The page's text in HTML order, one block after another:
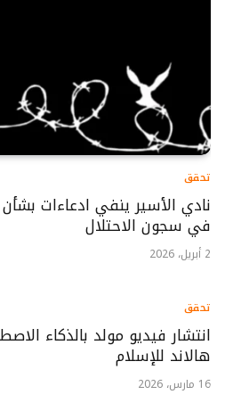
تحقق
في سجون الاحتلال
2 أبريل، 2026
تحقق
انتشار فيديو مولد بالذكاء
هالاند للإسلام
16 مارس، 2026